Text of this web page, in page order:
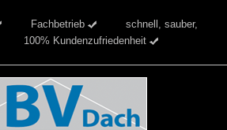
Fachbetrieb
schnell, sauber,
100% Kundenzufriedenheit